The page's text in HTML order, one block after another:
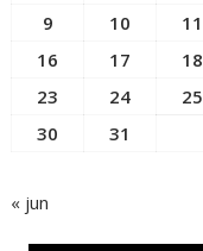
9
10 11
16
17 18
23
24 25
30
31
« jun